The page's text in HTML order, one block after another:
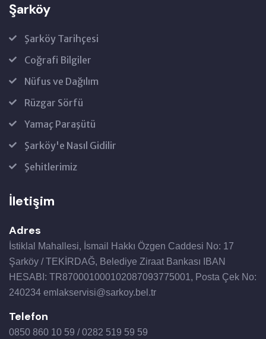
Şarköy
Şarköy Tarihçesi
Coğrafi Bilgiler
Nüfus ve Dağılım
Rüzgar Sörfü
Yamaç Paraşütü
Şarköy'e Nasıl Gidilir
Şehitlerimiz
İletişim
Adres
İstiklal Mahallesi, İsmail Hakkı Özgen Caddesi No: 17
Şarköy / TEKİRDAĞ, Belediye Ziraat Bankası IBAN
HESABI: TR870001000102087093775001, Posta Çek No:
240234 emlakservisi@sarkoy.bel.tr
Telefon
0850 860 10 59 / 0282 519 59 59